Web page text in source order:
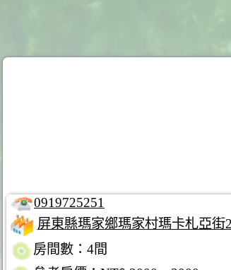
0919725251
屏東縣瑪家鄉瑪家村瑪卡札亞街
房間數：4間